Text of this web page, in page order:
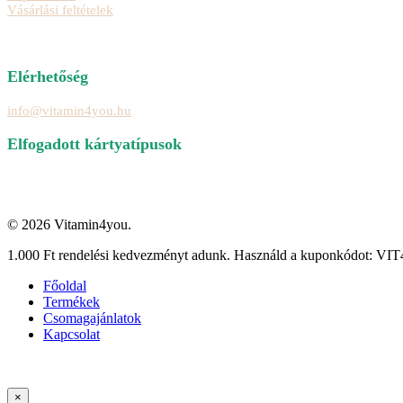
Vásárlási feltételek
Elérhetőség
info@vitamin4you.hu
Elfogadott kártyatípusok
© 2026 Vitamin4you.
Close
1.000 Ft rendelési kedvezményt adunk. Használd a kuponkódot:
Főoldal
Termékek
Csomagajánlatok
Kapcsolat
×